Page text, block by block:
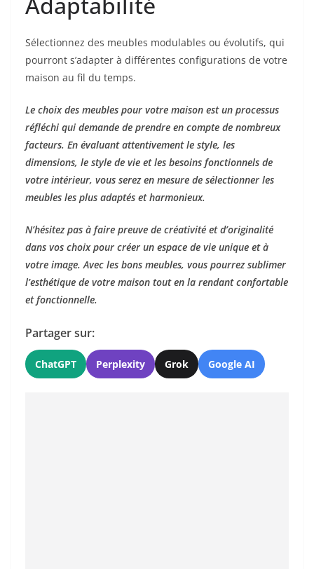
Sélectionnez des meubles modulables ou évolutifs, qui
pourront s’adapter à différentes configurations de votre
maison au fil du temps.
Le choix des meubles pour votre maison est un processus
réfléchi qui demande de prendre en compte de nombreux
facteurs. En évaluant attentivement le style, les
dimensions, le style de vie et les besoins fonctionnels de
votre intérieur, vous serez en mesure de sélectionner les
meubles les plus adaptés et harmonieux.
N’hésitez pas à faire preuve de créativité et d’originalité
dans vos choix pour créer un espace de vie unique et à
votre image. Avec les bons meubles, vous pourrez sublimer
l’esthétique de votre maison tout en la rendant confortable
et fonctionnelle.
Partager sur:
ChatGPT Perplexity Grok Google AI